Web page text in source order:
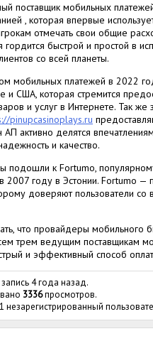
поставщик мобильных
, которая впервые
отмечать свои общие
быстрой и простой в
со всей планеты.
мобильных платежей в 2022
США, которая стремится
и услуг в Интернете. Так
pinupcasinoplays.ru
активно делятся
и качество.
подошли к Fortumo,
2007 году в Эстонии. Fortumo
доверяют пользователи со
что провайдеры мобильного
трем ведущим поставщикам
и эффективный способ
4 года назад.
3336просмотров.
незарегистрированный